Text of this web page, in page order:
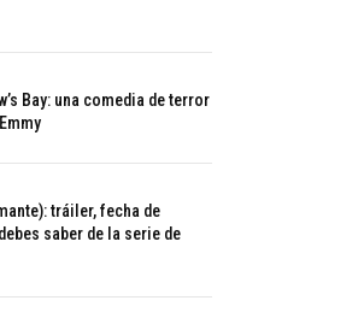
Bay: una comedia de terror
tráiler, fecha de
saber de la serie de